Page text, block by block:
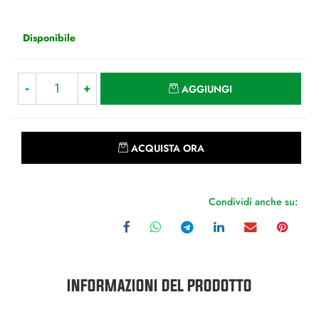
Disponibile
AGGIUNGI
ACQUISTA ORA
Condividi anche su:
INFORMAZIONI DEL PRODOTTO